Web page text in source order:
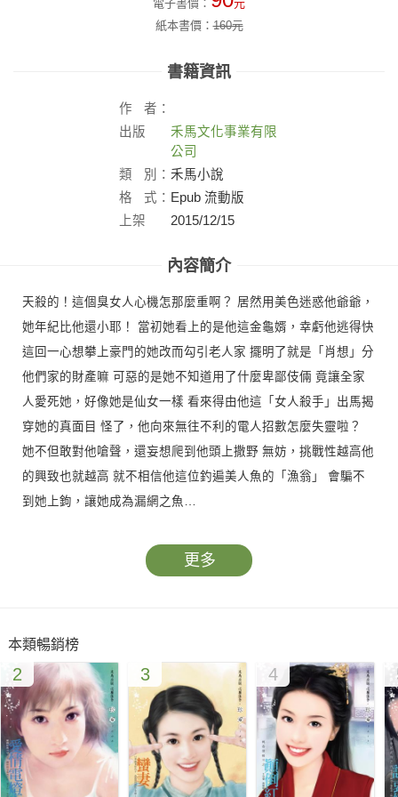
電子書價：
元
紙本書價：160元
書籍資訊
作
者：
出版
禾馬文化事業有限
公司
類
別： 禾馬小說
格
式： Epub 流動版
上架
2015/12/15
內容簡介
天殺的！這個臭女人心機怎那麼重啊？ 居然用美色迷惑他爺爺，
她年紀比他還小耶！ 當初她看上的是他這金龜婿，幸虧他逃得快
這回一心想攀上豪門的她改而勾引老人家 擺明了就是「肖想」分
他們家的財產嘛 可惡的是她不知道用了什麼卑鄙伎倆 竟讓全家
人愛死她，好像她是仙女一樣 看來得由他這「女人殺手」出馬揭
穿她的真面目 怪了，他向來無往不利的電人招數怎麼失靈啦？
她不但敢對他嗆聲，還妄想爬到他頭上撒野 無妨，挑戰性越高他
的興致也就越高 就不相信他這位釣遍美人魚的「漁翁」 會騙不
到她上鉤，讓她成為漏網之魚…
更多
本類暢銷榜
2 3 4